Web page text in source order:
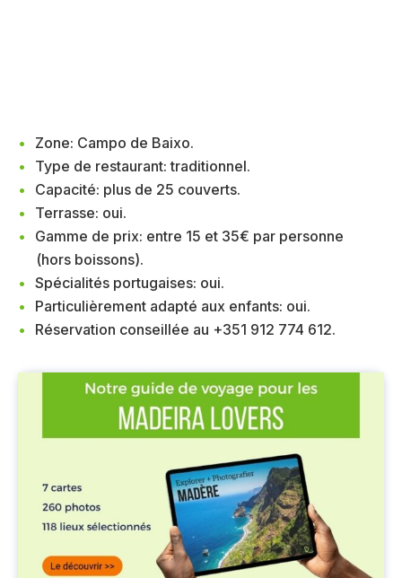
Zone: Campo de Baixo.
Type de restaurant: traditionnel.
Capacité: plus de 25 couverts.
Terrasse: oui.
Gamme de prix: entre 15 et 35€ par personne
(hors boissons).
Spécialités portugaises: oui.
Particulièrement adapté aux enfants: oui.
Réservation conseillée au +351 912 774 612.